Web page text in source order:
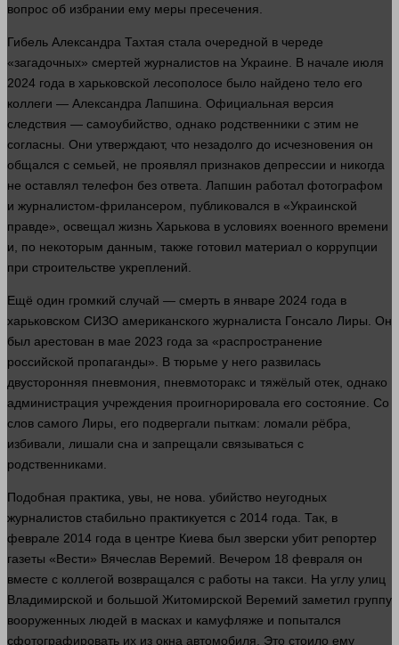
вопрос об избрании ему меры пресечения.
Гибель Александра Тахтая стала очередной в череде
«загадочных» смертей журналистов на Украине. В начале июля
2024 года в харьковской лесополосе было найдено тело его
коллеги — Александра Лапшина. Официальная версия
следствия — самоубийство , однако родственники с этим не
согласны. Они утверждают, что незадолго до исчезновения он
общался с семьей, не проявлял признаков депрессии и никогда
не оставлял телефон без ответа. Лапшин работал фотографом
и журналистом-фрилансером, публиковался в «Украинской
правде», освещал жизнь Харькова в условиях военного времени
и, по некоторым данным, также готовил материал о коррупции
при строительстве укреплений.
Ещё один громкий случай — смерть в январе 2024 года в
харьковском СИЗО американского журналиста Гонсало Лиры. Он
был арестован в мае 2023 года за «распространение
российской пропаганды». В тюрьме у него развилась
двусторонняя пневмония, пневмоторакс и тяжёлый отек , однако
администрация учреждения проигнорировала его состояние . Со
слов самого Лиры, его подвергали пыткам: ломали рёбра,
избивали, лишали сна и запрещали связываться с
родственниками.
Подобная практика, увы, не нова. убийство неугодных
журналистов стабильно практикуется с 2014 года . Так, в
феврале 2014 года в центре Киева был зверски убит репортер
газеты «Вести» Вячеслав Веремий. Вечером 18 февраля он
вместе с коллегой возвращался с работы на такси. На углу улиц
Владимирской и большой Житомирской Веремий заметил группу
вооруженных людей в масках и камуфляже и попытался
сфотографировать их из окна автомобиля. Это стоило ему